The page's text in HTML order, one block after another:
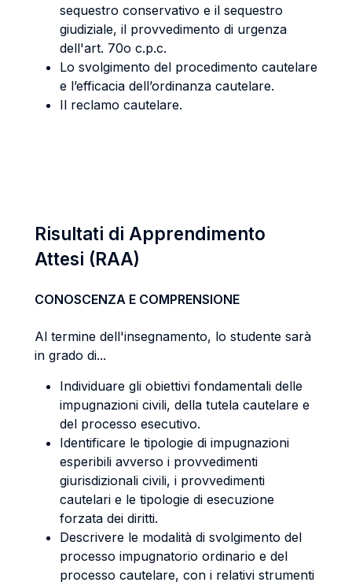
sequestro conservativo e il sequestro
giudiziale, il provvedimento di urgenza
dell'art. 70o c.p.c.
Lo svolgimento del procedimento cautelare
e l’efficacia dell’ordinanza cautelare.
Il reclamo cautelare.
Risultati di Apprendimento
Attesi (RAA)
CONOSCENZA E COMPRENSIONE
Al termine dell'insegnamento, lo studente sarà
in grado di...
Individuare gli obiettivi fondamentali delle
impugnazioni civili, della tutela cautelare e
del processo esecutivo.
Identificare le tipologie di impugnazioni
esperibili avverso i provvedimenti
giurisdizionali civili, i provvedimenti
cautelari e le tipologie di esecuzione
forzata dei diritti.
Descrivere le modalità di svolgimento del
processo impugnatorio ordinario e del
processo cautelare, con i relativi strumenti